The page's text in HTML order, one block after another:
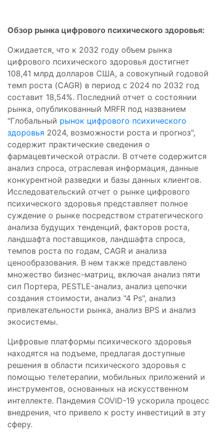
Обзор рынка цифрового психического здоровья:
Ожидается, что к 2032 году объем рынка
цифрового психического здоровья достигнет
108,41 млрд долларов США, а совокупный годовой
темп роста (CAGR) в период с 2024 по 2032 год
составит 18,54%. Последний отчет о состоянии
рынка, опубликованный MRFR под названием
"Глобальный рынок цифрового психического
здоровья 2024, возможности роста и прогноз",
содержит практические сведения о
фармацевтической отрасли. В отчете содержится
анализ спроса, отраслевая информация, данные
конкурентной разведки и базы данных клиентов.
Исследовательский отчет о рынке цифрового
психического здоровья представляет полное
суждение о рынке посредством стратегического
анализа будущих тенденций, факторов роста,
ландшафта поставщиков, ландшафта спроса,
темпов роста по годам, CAGR и анализа
ценообразования. В нем также представлено
множество бизнес-матриц, включая анализ пяти
сил Портера, PESTLE-анализ, анализ цепочки
создания стоимости, анализ "4 Ps", анализ
привлекательности рынка, анализ BPS и анализ
экосистемы.
Цифровые платформы психического здоровья
находятся на подъеме, предлагая доступные
решения в области психического здоровья с
помощью телетерапии, мобильных приложений и
инструментов, основанных на искусственном
интеллекте. Пандемия COVID-19 ускорила процесс
внедрения, что привело к росту инвестиций в эту
сферу.